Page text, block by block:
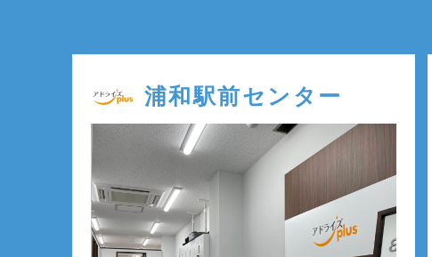
浦和駅前センター